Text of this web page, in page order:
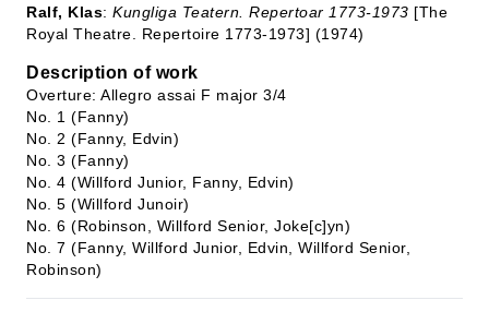
Ralf, Klas: Kungliga Teatern. Repertoar 1773-1973 [The
Royal Theatre. Repertoire 1773-1973] (1974)
Description of work
Overture: Allegro assai F major 3/4
No. 1 (Fanny)
No. 2 (Fanny, Edvin)
No. 3 (Fanny)
No. 4 (Willford Junior, Fanny, Edvin)
No. 5 (Willford Junoir)
No. 6 (Robinson, Willford Senior, Joke[c]yn)
No. 7 (Fanny, Willford Junior, Edvin, Willford Senior,
Robinson)